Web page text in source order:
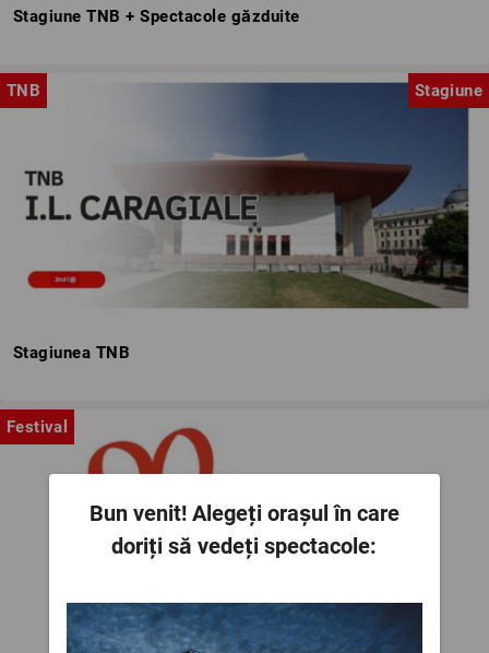
Stagiune TNB + Spectacole găzduite
TNB Stagiune
Stagiunea TNB
Festival
Bun venit!Alegeți orașul în care
doriți să vedeți spectacole: